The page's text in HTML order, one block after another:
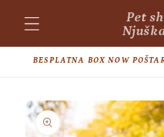
content
Pet
BESPLATNA BOX NOW
Skip to
product
information